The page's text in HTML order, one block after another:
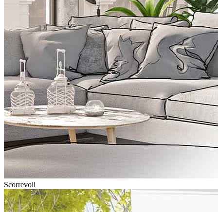
Scorrevoli